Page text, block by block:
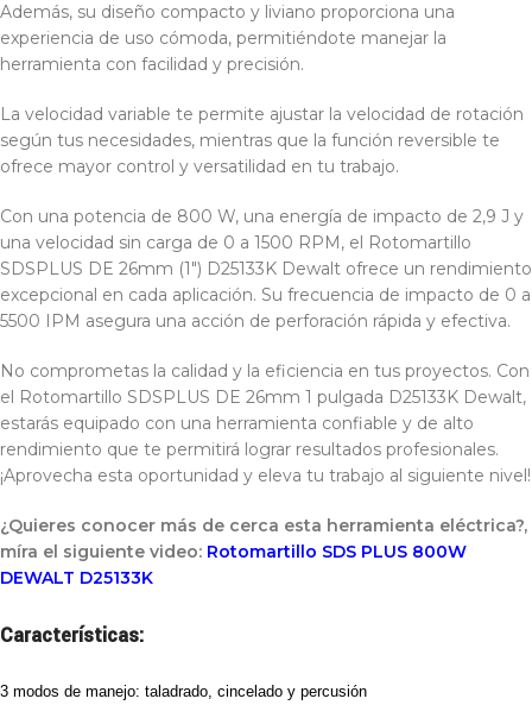
Además, su diseño compacto y liviano proporciona una
experiencia de uso cómoda, permitiéndote manejar la
herramienta con facilidad y precisión.
La velocidad variable te permite ajustar la velocidad de rotación
según tus necesidades, mientras que la función reversible te
ofrece mayor control y versatilidad en tu trabajo.
Con una potencia de 800 W, una energía de impacto de 2,9 J y
una velocidad sin carga de 0 a 1500 RPM, el Rotomartillo
SDSPLUS DE 26mm (1″) D25133K Dewalt ofrece un rendimiento
excepcional en cada aplicación. Su frecuencia de impacto de 0 a
5500 IPM asegura una acción de perforación rápida y efectiva.
No comprometas la calidad y la eficiencia en tus proyectos. Con
el Rotomartillo SDSPLUS DE 26mm 1 pulgada D25133K Dewalt,
estarás equipado con una herramienta confiable y de alto
rendimiento que te permitirá lograr resultados profesionales.
¡Aprovecha esta oportunidad y eleva tu trabajo al siguiente nivel!
¿Quieres conocer más de cerca esta herramienta eléctrica?,
míra el siguiente video: Rotomartillo SDS PLUS 800W
DEWALT D25133K
Características:
3 modos de manejo: taladrado, cincelado y percusión